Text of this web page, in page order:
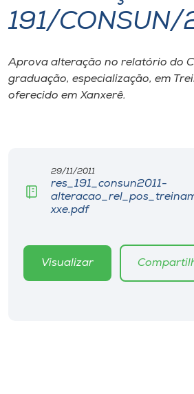
I.nova
Diplomados
Biblioteca
Rádio
191/CONSUN/
Aprova alteração no relatório do
graduação, especialização, em
oferecido em Xanxerê.
29/11/2011
res_191_consun2011-
xxe.pdf
Visualizar